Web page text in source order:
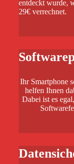
entdeckt wurde,
29€ verrechnet.
Ihr Smartphone
helfen Ihnen
Dabei ist es